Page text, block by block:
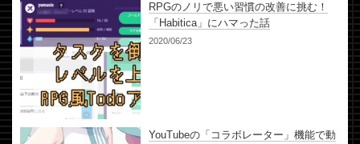
RPGのノリで悪い習慣の改善に挑む！
「Habitica」にハマった話
2020/06/23
YouTubeの「コラボレーター」機能で動